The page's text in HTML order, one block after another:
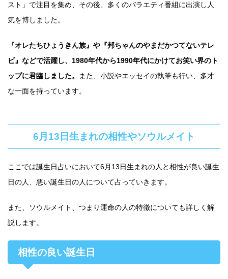
スト」で注目を集め、その後、多くのバラエティ番組に出演し人
気を博しました。
『オレたちひょうきん族』や『邦ちゃんのやまだかつてないテレ
ビ』などで活躍し、1980年代から1990年代にかけてお笑い界のト
ップに君臨しました。
また、小説やエッセイの執筆も行い、多才
な一面を持っています。
6月13日生まれの相性やソウルメイト
ここでは誕生日占いにおいて6月13日生まれの人と相性が良い誕生
日の人、悪い誕生日の人について占っていきます。
また、ソウルメイト、つまり運命の人の特徴についても詳しく解
説します。
相性の良い誕生日